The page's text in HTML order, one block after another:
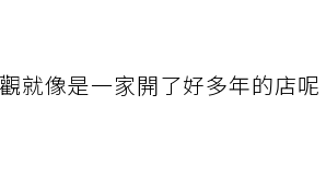
就像是一家開了好多年的店